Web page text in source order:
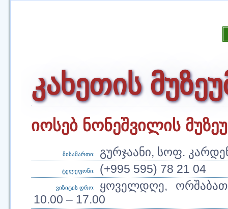
კახეთის
იოსებ ნონეშვილის
მისამართი: გურჯაანი, სოფ.
ტელეფონი: (+995 595) 78 21 04
ვიზიტის დრო:
ყოველდღე,
10.00 – 17.00